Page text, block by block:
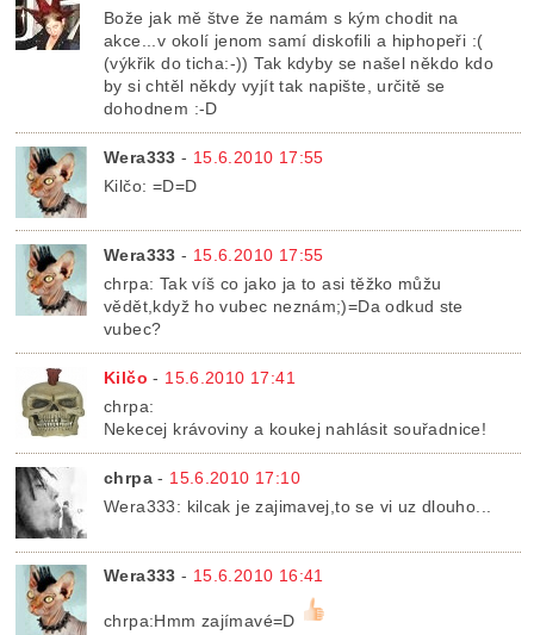
Bože jak mě štve že namám s kým chodit na
akce...v okolí jenom samí diskofili a hiphopeři :(
(výkřik do ticha:-)) Tak kdyby se našel někdo kdo
by si chtěl někdy vyjít tak napište, určitě se
dohodnem :-D
Wera333 - 15.6.2010 17:55
Kilčo: =D=D
Wera333 - 15.6.2010 17:55
chrpa: Tak víš co jako ja to asi těžko můžu
vědět,když ho vubec neznám;)=Da odkud ste
vubec?
Kilčo - 15.6.2010 17:41
chrpa:
Nekecej krávoviny a koukej nahlásit souřadnice!
chrpa - 15.6.2010 17:10
Wera333: kilcak je zajimavej,to se vi uz dlouho...
Wera333 - 15.6.2010 16:41
chrpa:Hmm zajímavé=D